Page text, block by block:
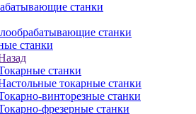
станки
станки
станки
станки
токарные станки
винторезные станки
фрезерные станки